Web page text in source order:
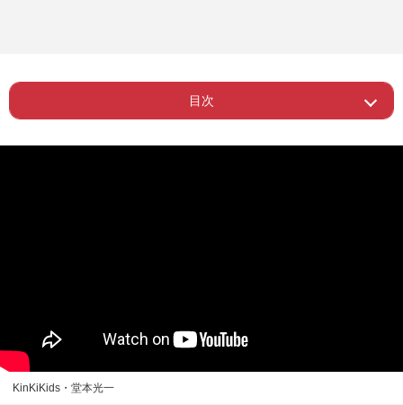
目次
ー 「朝の8時に寝た」と告白した堂本光
KinKiKids・堂本光一